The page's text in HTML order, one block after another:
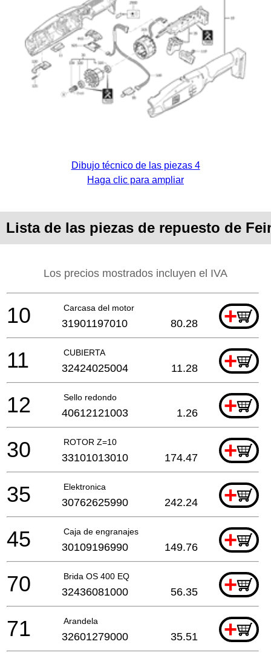
Dibujo técnico de las piezas 4
Haga clic para ampliar
Lista de las piezas de repuesto de
Los precios mostrados incluyen el IVA
Carcasa del motor +
10 31901197010 80.28
CUBIERTA +
11 32424025004 11.28
Sello redondo +
12 40612121003 1.26
ROTOR Z=10 +
30 33101013010 174.47
Elektronica +
35 30762625990 242.24
Caja de engranajes +
45 30109196990 149.76
Brida OS 400 EQ +
70 32436081000 56.35
Arandela +
71 32601279000 35.51